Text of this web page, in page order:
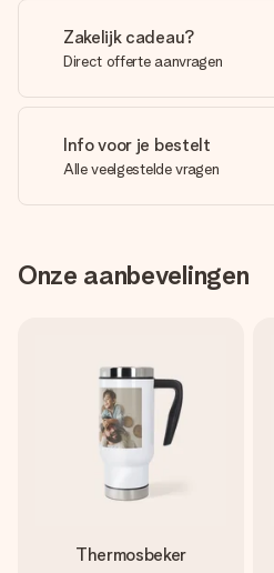
Zakelijk cadeau?
Direct offerte aanvragen
Info voor je bestelt
Alle veelgestelde vragen
Onze aanbevelingen
Thermosbeker